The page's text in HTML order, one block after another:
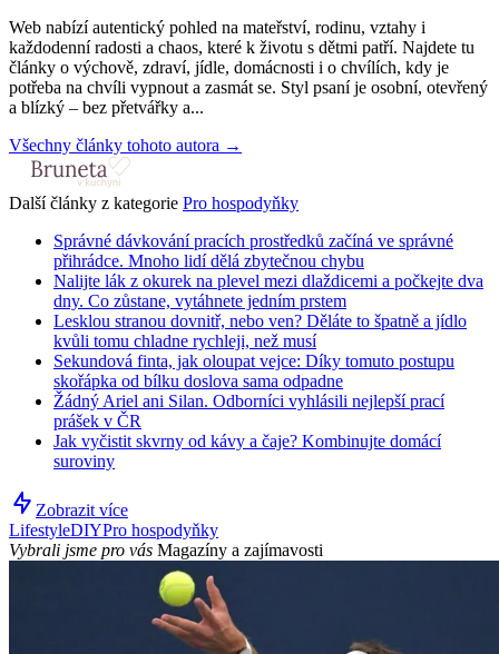
Web nabízí autentický pohled na mateřství, rodinu, vztahy i
každodenní radosti a chaos, které k životu s dětmi patří. Najdete tu
články o výchově, zdraví, jídle, domácnosti i o chvílích, kdy je
potřeba na chvíli vypnout a zasmát se. Styl psaní je osobní, otevřený
a blízký – bez přetvářky a...
Všechny články tohoto autora →
Další články z kategorie Pro hospodyňky
Správné dávkování pracích prostředků začíná ve správné
přihrádce. Mnoho lidí dělá zbytečnou chybu
Nalijte lák z okurek na plevel mezi dlaždicemi a počkejte dva
dny. Co zůstane, vytáhnete jedním prstem
Lesklou stranou dovnitř, nebo ven? Děláte to špatně a jídlo
kvůli tomu chladne rychleji, než musí
Sekundová finta, jak oloupat vejce: Díky tomuto postupu
skořápka od bílku doslova sama odpadne
Žádný Ariel ani Silan. Odborníci vyhlásili nejlepší prací
prášek v ČR
Jak vyčistit skvrny od kávy a čaje? Kombinujte domácí
suroviny
Zobrazit více
LifestyleDIYPro hospodyňky
Vybrali jsme pro vás Magazíny a zajímavosti